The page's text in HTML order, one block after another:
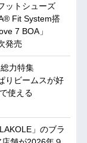
ットシューズ
Fit System搭
7 BOA」
発売
総力特集
りビームスが好
使える
」のブラ